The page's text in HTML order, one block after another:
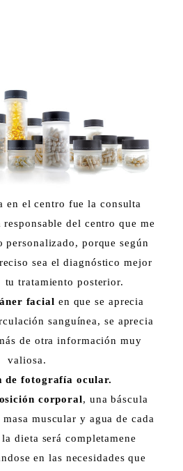
en el centro fue la consulta
del centro que me
porque según
sea el diagnóstico mejor
tratamiento posterior.
facial en que se aprecia
sanguínea, se aprecia
de otra información muy
valiosa.
de fotografía ocular.
corporal, una báscula
muscular y agua de cada
dieta será completamene
en las necesidades que